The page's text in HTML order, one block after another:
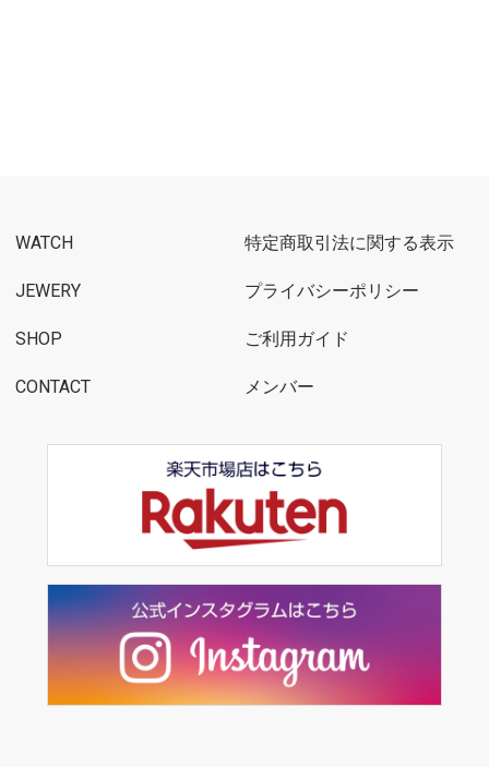
WATCH
JEWERY
SHOP
CONTACT
特定商取引法に関する表示
プライバシーポリシー
ご利用ガイド
メンバー